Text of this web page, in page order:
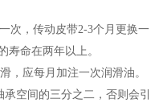
次，传动皮带2-3个月更换一
寿命在两年以上。
，应每月加注一次润滑油。
空间的三分之二，否则会引